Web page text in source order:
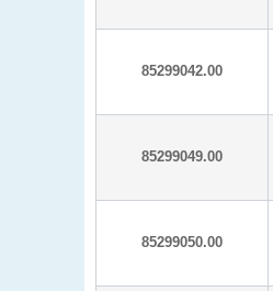
85299042.00
85299049.00
85299050.00